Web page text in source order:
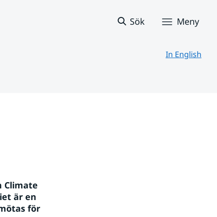
Sök Meny
In English
Climate
är en
för